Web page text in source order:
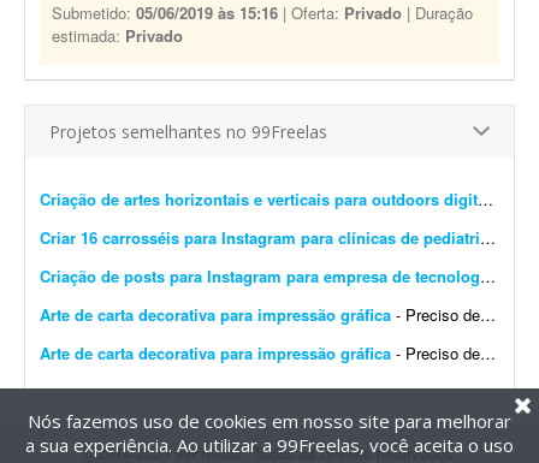
Submetido: 05/06/2019 às 15:16 | Oferta: Privado | Duração
estimada: Privado
Projetos semelhantes no 99Freelas
Criação de artes horizontais e verticais para outdoors digitais
Criar 16 carrosséis para Instagram para clínicas de pediatria
-
Criação de posts para Instagram para empresa de tecnologia-
Arte de carta decorativa para impressão gráfica - Preciso de um design para imprimir uma carta decorativa na gráfica. A arte deve ser editável em PDF, conforme exigido pela gráfica. Quero unir dois elementos: o lobo ficar&aac...
Arte de carta decorativa para impressão gráfica - Preciso de um design para imprimir uma carta decorativa na gráfica. A arte deve ser editável em PDF, conforme exigido pela gráfica. Quero unir dois elementos: o lobo no cart&a...
@2014-2026 99Freelas. Todos os direitos reservados.
Nós fazemos uso de cookies em nosso site para melhorar
a sua experiência. Ao utilizar a 99Freelas, você aceita o uso